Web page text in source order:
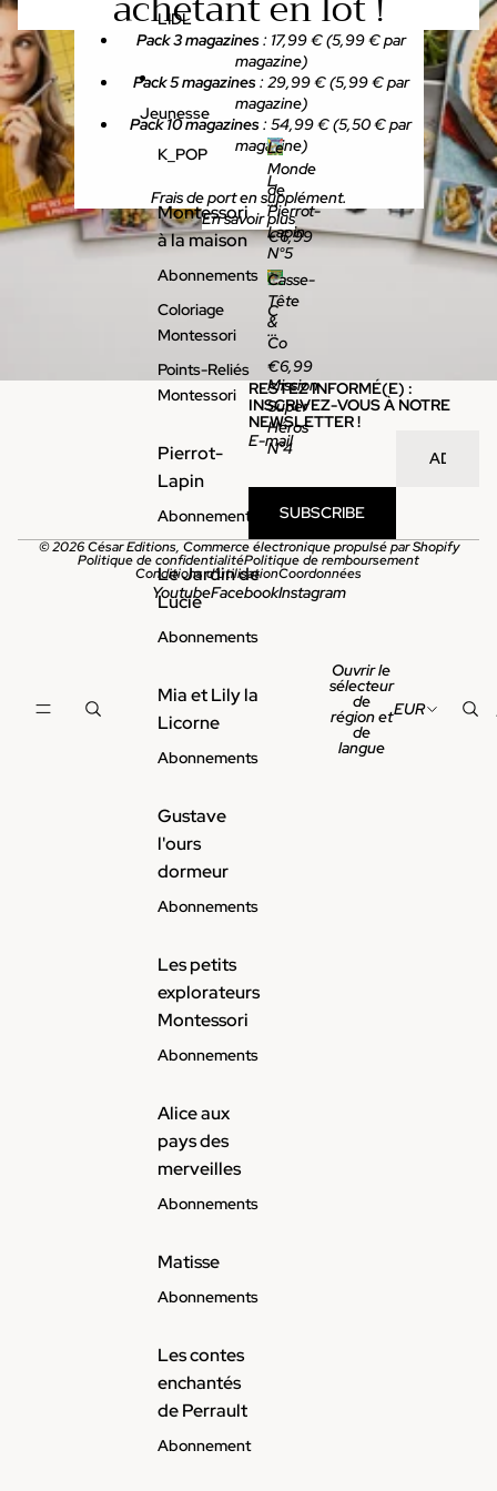
LIDL
a
n
g
er
ie
Jeunesse
K_POP
Montessori
à la maison
Abonnements
Coloriage
Montessori
Points-Reliés
Montessori
Pierrot-
Lapin
Abonnements
Le Jardin de
Lucie
Abonnements
Mia et Lily la
Licorne
Abonnements
Gustave
l'ours
dormeur
Abonnements
Les petits
explorateurs
Montessori
Abonnements
Alice aux
pays des
merveilles
Abonnements
Matisse
Abonnements
Les contes
enchantés
de Perrault
Abonnement
Le
Monde
de
Pierrot-
Lapin
N°5
L
e
M
o
n
d
e
d
e
Pi
er
ro
t-
L
a
°5
€6,99
Casse-
Tête
&
Co
–
Mission
Super
Héros
N°4
C
as
s
e
-
T
êt
e
C
M
is
si
€6,99
Ouvrir le
sélecteur
de
région et
de
langue
EUR
Pack 3 magazines: 17,99 € (5,99 € par
magazine)
Pack 5 magazines: 29,99 € (5,99 € par
magazine)
Pack 10 magazines: 54,99 € (5,50 € par
magazine)
Frais de port en supplément.
En savoir plus
RESTEZ INFORMÉ(E) :
INSCRIVEZ-VOUS À NOTRE
NEWSLETTER !
E-mail
SUBSCRIBE
© 2026César Editions,Commerce électronique propulsé par Shopify
Politique de confidentialitéPolitique de remboursement
Conditions d’utilisationCoordonnées
YoutubeFacebookInstagram